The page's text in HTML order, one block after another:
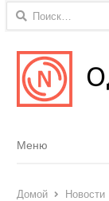
Найти:
Menu
Меню
Домой Новости